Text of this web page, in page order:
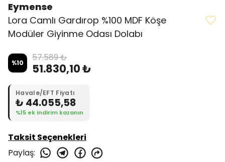
Eymense
Lora Camlı Gardırop %100 MDF Köşe
Modüler Giyinme Odası Dolabı
%10 57.589 ₺
51.830,10 ₺
Havale/EFT Fiyatı
₺ 44.055,58
%15 ek indirim kazanın
Taksit Seçenekleri
Paylaş: